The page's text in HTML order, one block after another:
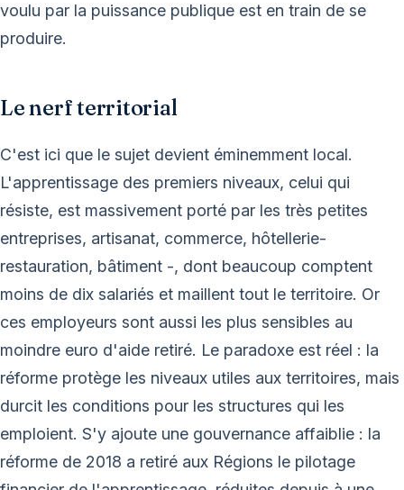
voulu par la puissance publique est en train de se
produire.
Le nerf territorial
C'est ici que le sujet devient éminemment local.
L'apprentissage des premiers niveaux, celui qui
résiste, est massivement porté par les très petites
entreprises, artisanat, commerce, hôtellerie-
restauration, bâtiment -, dont beaucoup comptent
moins de dix salariés et maillent tout le territoire. Or
ces employeurs sont aussi les plus sensibles au
moindre euro d'aide retiré. Le paradoxe est réel : la
réforme protège les niveaux utiles aux territoires, mais
durcit les conditions pour les structures qui les
emploient. S'y ajoute une gouvernance affaiblie : la
réforme de 2018 a retiré aux Régions le pilotage